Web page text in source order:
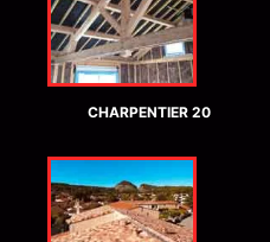
CHARPENTIER 20